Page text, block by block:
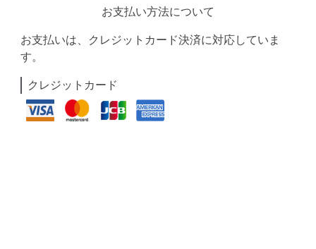
お支払い方法について
お支払いは、クレジットカード決済に対応していま
す。
クレジットカード